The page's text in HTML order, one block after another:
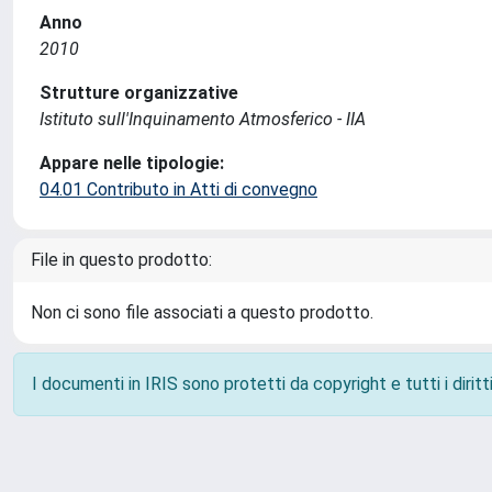
Anno
2010
Strutture organizzative
Istituto sull'Inquinamento Atmosferico - IIA
Appare nelle tipologie:
04.01 Contributo in Atti di convegno
File in questo prodotto:
Non ci sono file associati a questo prodotto.
I documenti in IRIS sono protetti da copyright e tutti i